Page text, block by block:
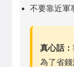
不要靠近軍
真心話：
為了省